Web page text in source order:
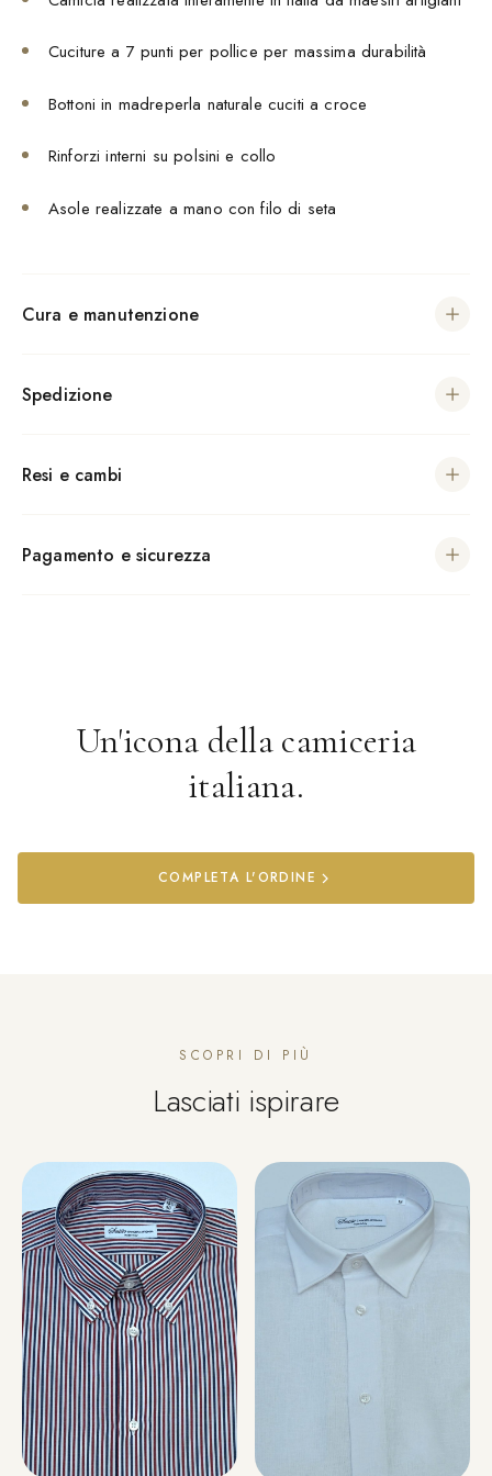
Cuciture a 7 punti per pollice per massima durabilità
Bottoni in madreperla naturale cuciti a croce
Rinforzi interni su polsini e collo
Asole realizzate a mano con filo di seta
Cura e manutenzione
Spedizione
Resi e cambi
Pagamento e sicurezza
Un'icona della camiceria
italiana.
COMPLETA L'ORDINE
SCOPRI DI PIÙ
Lasciati ispirare